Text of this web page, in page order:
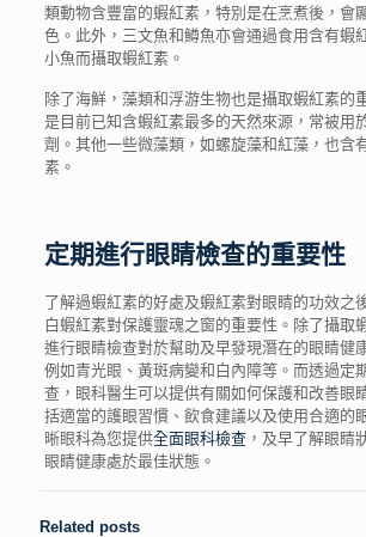
類動物含豐富的蝦紅素，特別是在烹煮後，會
色。此外，三文魚和鱒魚亦會通過食用含有蝦
小魚而攝取蝦紅素。
除了海鮮，藻類和浮游生物也是攝取蝦紅素的
是目前已知含蝦紅素最多的天然來源，常被用
劑。其他一些微藻類，如螺旋藻和紅藻，也含
素。
定期進行眼睛檢查的重要性
了解過蝦紅素的好處及蝦紅素對眼睛的功效之
白蝦紅素對保護靈魂之窗的重要性。除了攝取
進行眼睛檢查對於幫助及早發現潛在的眼睛健
例如青光眼、黃斑病變和白內障等。而透過定
查，眼科醫生可以提供有關如何保護和改善眼
括適當的護眼習慣、飲食建議以及使用合適的
晰眼科為您提供全面眼科檢查，及早了解眼睛
眼睛健康處於最佳狀態。
Related posts